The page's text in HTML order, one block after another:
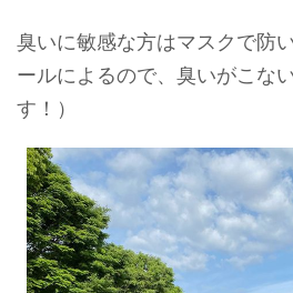
臭いに敏感な方はマスクで防
ールによるので、臭いがこな
す！）